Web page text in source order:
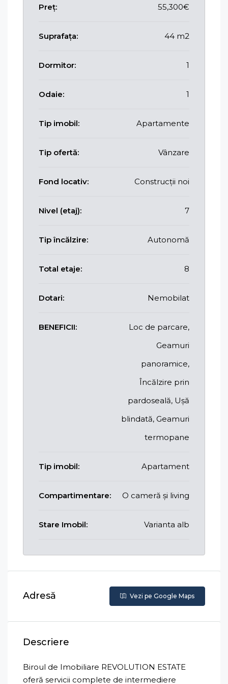
Preț: 55,300€
Suprafața: 44 m2
Dormitor: 1
Odaie: 1
Tip imobil: Apartamente
Tip ofertă: Vânzare
Fond locativ: Construcții noi
Nivel (etaj): 7
Tip încălzire: Autonomă
Total etaje: 8
Dotari: Nemobilat
BENEFICII:
Loc de parcare,
Geamuri
panoramice,
Încălzire prin
pardoseală, Ușă
blindată, Geamuri
termopane
Tip imobil: Apartament
Compartimentare: O cameră și living
Stare Imobil: Varianta alb
Adresă Vezi pe Google Maps
Descriere
Biroul de Imobiliare REVOLUTION ESTATE
oferă servicii complete de intermediere